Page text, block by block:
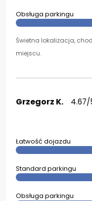
Obsługa parkingu
Świetna lokalizacja,
miejscu.
Grzegorz K. 4.67/
Łatwość dojazdu
Standard parkingu
Obsługa parkingu